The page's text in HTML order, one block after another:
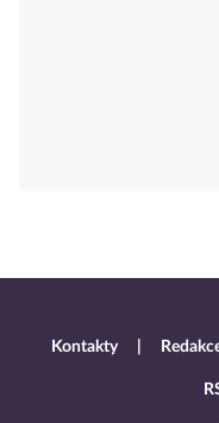
Kontakty